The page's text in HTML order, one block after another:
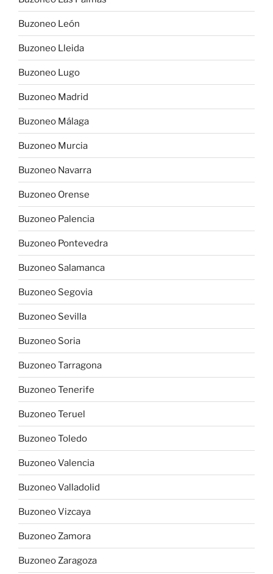
Buzoneo León
Buzoneo Lleida
Buzoneo Lugo
Buzoneo Madrid
Buzoneo Málaga
Buzoneo Murcia
Buzoneo Navarra
Buzoneo Orense
Buzoneo Palencia
Buzoneo Pontevedra
Buzoneo Salamanca
Buzoneo Segovia
Buzoneo Sevilla
Buzoneo Soria
Buzoneo Tarragona
Buzoneo Tenerife
Buzoneo Teruel
Buzoneo Toledo
Buzoneo Valencia
Buzoneo Valladolid
Buzoneo Vizcaya
Buzoneo Zamora
Buzoneo Zaragoza